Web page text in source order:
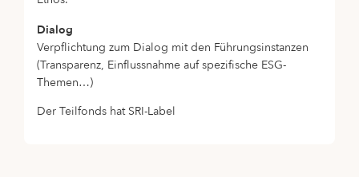
Dialog
Verpflichtung zum Dialog mit den Führungsinstanzen
(Transparenz, Einflussnahme auf spezifische ESG-
Themen…)
Der Teilfonds hat SRI-Label